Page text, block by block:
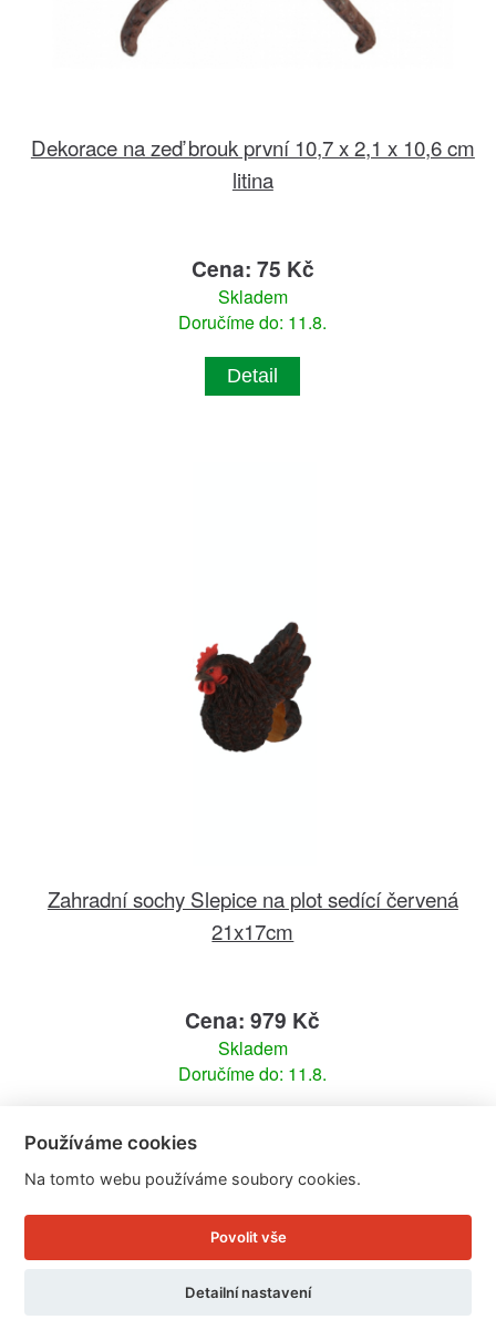
Dekorace na zeď brouk první 10,7 x 2,1 x 10,6 cm
litina
Cena: 75 Kč
Skladem
Doručíme do: 11.8.
Detail
Zahradní sochy Slepice na plot sedící červená
21x17cm
Cena: 979 Kč
Skladem
Doručíme do: 11.8.
Používáme cookies
Na tomto webu používáme soubory cookies.
Povolit vše
Detailní nastavení